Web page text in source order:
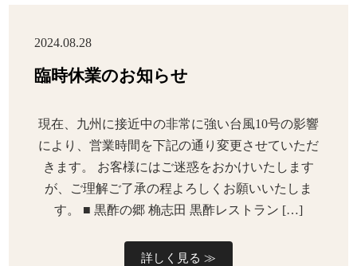
2024.08.28
臨時休業のお知らせ
現在、九州に接近中の非常に強い台風10号の影響
により、営業時間を下記の通り変更させていただ
きます。 お客様にはご迷惑をおかけいたします
が、ご理解ご了承の程よろしくお願いいたしま
す。 ■ 黒酢の郷 桷志田 黒酢レストラン […]
詳しく見る ≫